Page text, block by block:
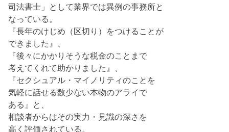
司法書士」として業界では異例の事務所と
なっている。
『長年のけじめ（区切り）をつけることが
できました』、
『後々にかかりそうな税金のことまで
考えてくれて助かりました』、
『セクシュアル・マイノリティのことを
気軽に話せる数少ない本物のアライで
ある』と、
相談者からはその実力・見識の深さを
高く評価されている。